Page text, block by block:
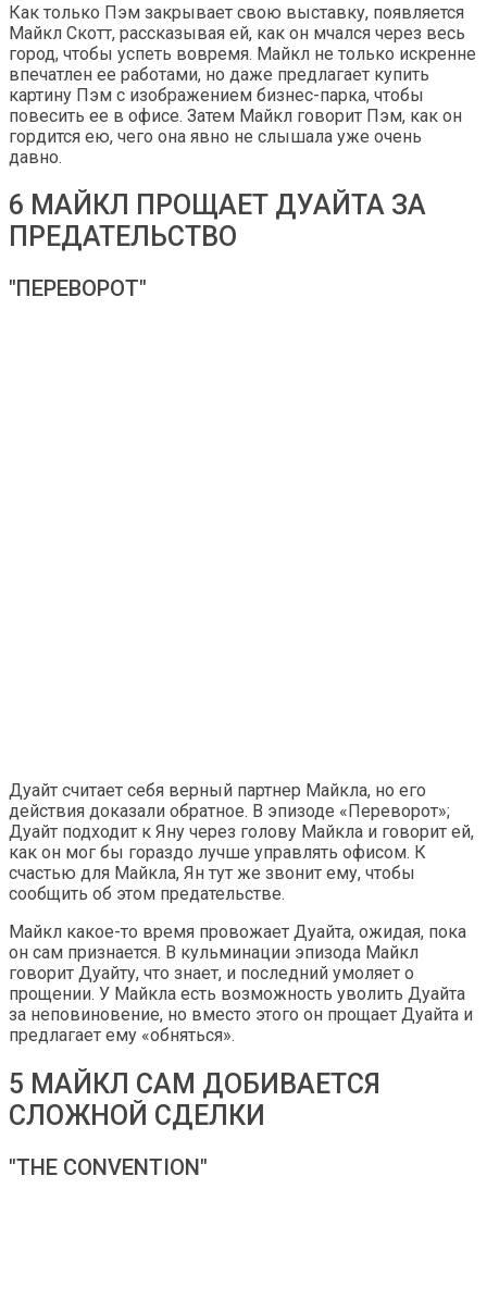
Как только Пэм закрывает свою выставку, появляется
Майкл Скотт, рассказывая ей, как он мчался через весь
город, чтобы успеть вовремя. Майкл не только искренне
впечатлен ее работами, но даже предлагает купить
картину Пэм с изображением бизнес-парка, чтобы
повесить ее в офисе. Затем Майкл говорит Пэм, как он
гордится ею, чего она явно не слышала уже очень
давно.
6 МАЙКЛ ПРОЩАЕТ ДУАЙТА ЗА
ПРЕДАТЕЛЬСТВО
"ПЕРЕВОРОТ"
Дуайт считает себя верный партнер Майкла, но его
действия доказали обратное. В эпизоде ​​«Переворот»;
Дуайт подходит к Яну через голову Майкла и говорит ей,
как он мог бы гораздо лучше управлять офисом. К
счастью для Майкла, Ян тут же звонит ему, чтобы
сообщить об этом предательстве.
Майкл какое-то время провожает Дуайта, ожидая, пока
он сам признается. В кульминации эпизода Майкл
говорит Дуайту, что знает, и последний умоляет о
прощении. У Майкла есть возможность уволить Дуайта
за неповиновение, но вместо этого он прощает Дуайта и
предлагает ему «обняться».
5 МАЙКЛ САМ ДОБИВАЕТСЯ
СЛОЖНОЙ СДЕЛКИ
"THE CONVENTION"